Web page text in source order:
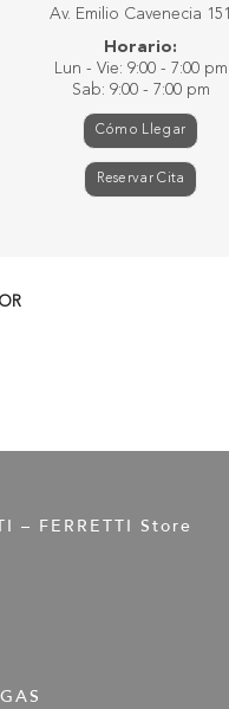
Av. Emilio Cavenecia 151
Horario:
Lun - Vie: 9:00 - 7:00 pm
Sab: 9:00 - 7:00 pm
Cómo Llegar
Reservar Cita
– FERRETTI Store